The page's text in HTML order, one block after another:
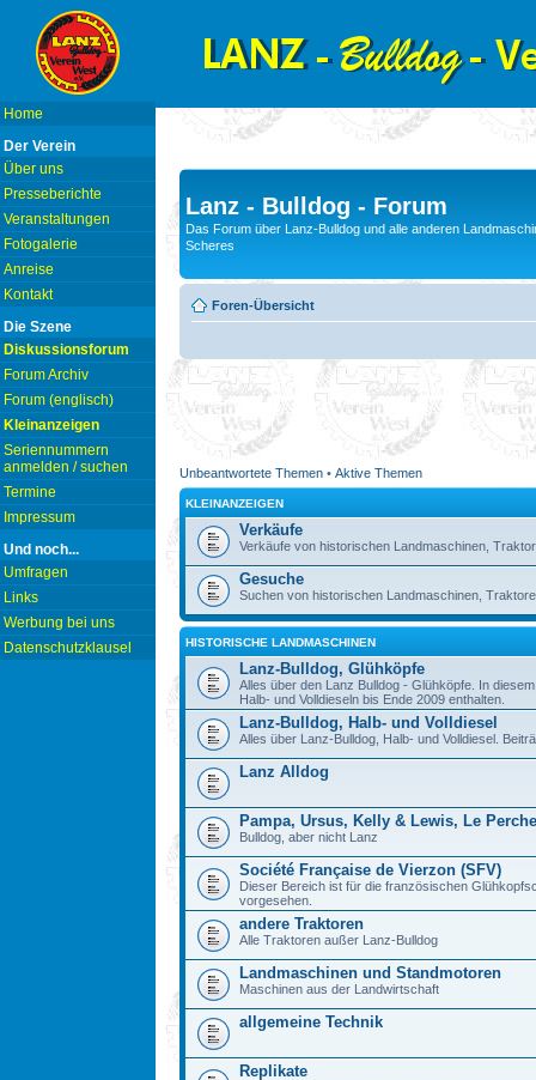
Home
Der Verein
Über uns
Presseberichte
Veranstaltungen
Fotogalerie
Anreise
Kontakt
Die Szene
Diskussionsforum
Forum Archiv
Forum (englisch)
Kleinanzeigen
Seriennummern
anmelden / suchen
Termine
Impressum
Und noch...
Umfragen
Links
Werbung bei uns
Datenschutzklausel
Lanz - Bulldog - Forum
Das Forum über Lanz-Bulldog und alle anderen
Scheres
Foren-Übersicht
Unbeantwortete Themen • Aktive Themen
KLEINANZEIGEN
Verkäufe
Verkäufe von historischen Landmaschinen,
Gesuche
Suchen von historischen Landmaschinen,
HISTORISCHE LANDMASCHINEN
Lanz-Bulldog, Glühköpfe
Alles über den Lanz Bulldog - Glühköpfe. In
Halb- und Volldieseln bis Ende 2009 enthalten.
Lanz-Bulldog, Halb- und Volldiesel
Alles über Lanz-Bulldog, Halb- und Volldiesel.
Lanz Alldog
Pampa, Ursus, Kelly & Lewis, Le
Bulldog, aber nicht Lanz
Société Française de Vierzon (SFV)
Dieser Bereich ist für die französischen
vorgesehen.
andere Traktoren
Alle Traktoren außer Lanz-Bulldog
Landmaschinen und Standmotoren
Maschinen aus der Landwirtschaft
allgemeine Technik
Replikate